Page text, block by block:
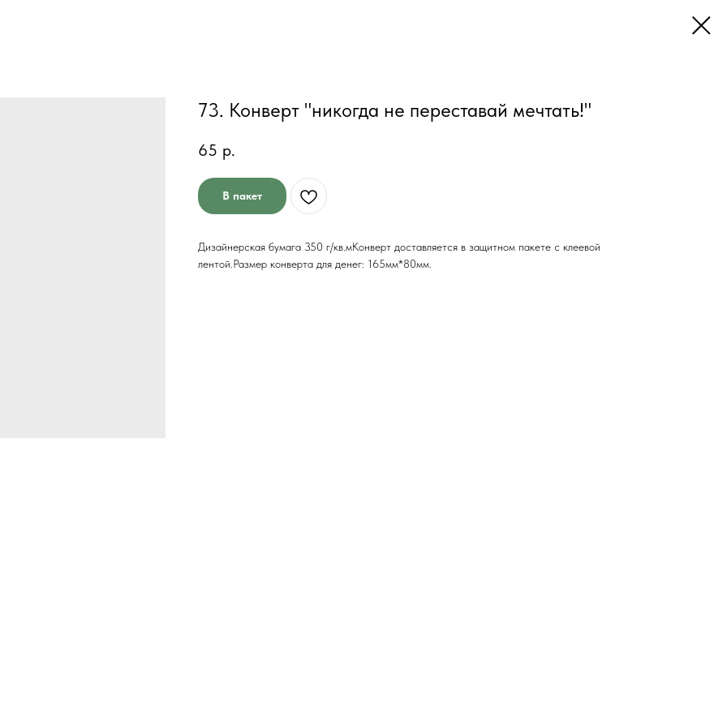
73. Конверт "никогда не переставай мечтать!"
65 р.
В пакет
Дизайнерская бумага 350 г/кв.мКонверт доставляется в защитном пакете с клеевой
лентой.Размер конверта для денег: 165мм*80мм.